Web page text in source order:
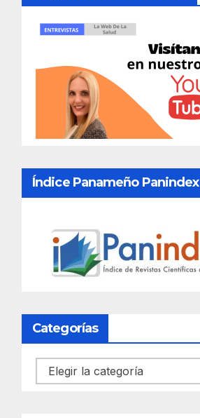
Índice Panameño Panindex
Categorías
Categorías